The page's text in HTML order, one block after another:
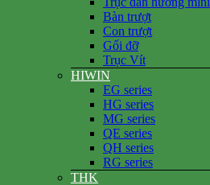
Bàn trượt
Con trượt
Gối đỡ
Trục Vít
HIWIN
EG series
HG series
MG series
QE series
QH series
RG series
THK